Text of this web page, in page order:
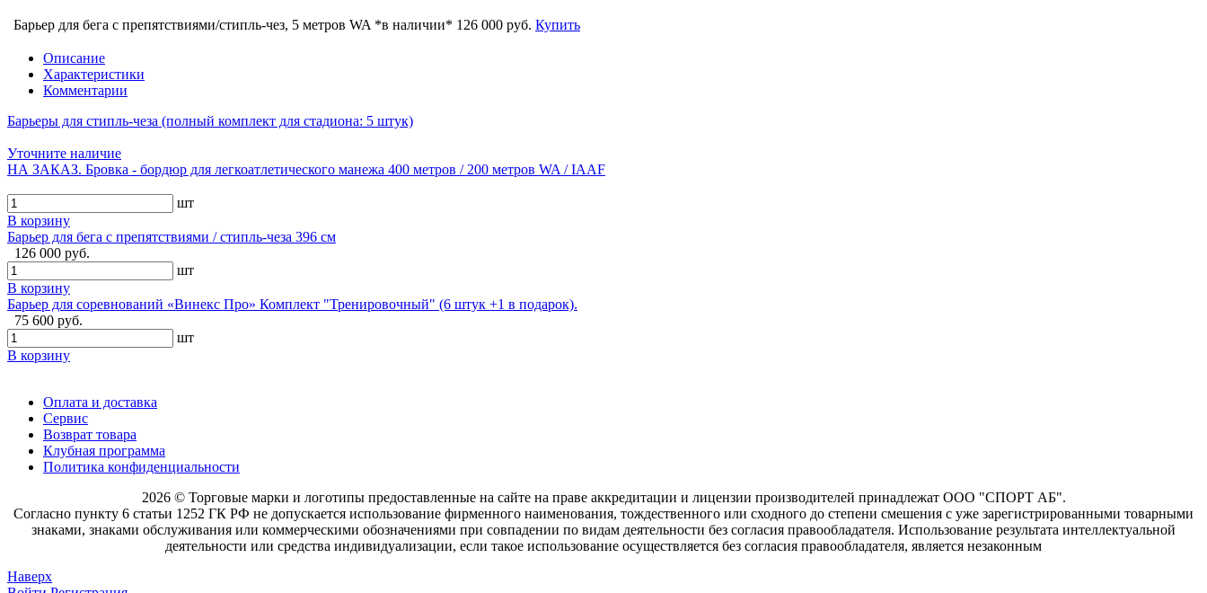
Барьер для бега с препятствиями/стипль-чез, 5 метров WA *в наличии* 126 000 руб. Купить
Описание
Характеристики
Комментарии
Барьеры для стипль-чеза (полный комплект для стадиона: 5 штук)
Уточните наличие
НА ЗАКАЗ. Бровка - бордюр для легкоатлетического манежа 400 метров / 200 метров WA / IAAF
шт
В корзину
Барьер для бега с препятствиями / стипль-чеза 396 см
126 000 руб.
шт
В корзину
Барьер для соревнований «Винекс Про» Комплект "Тренировочный" (6 штук +1 в подарок).
75 600 руб.
шт
В корзину
Оплата и доставка
Сервис
Возврат товара
Клубная программа
Политика конфиденциальности
2026 © Торговые марки и логотипы предоставленные на сайте на праве аккредитации и лицензии производителей принадлежат ООО "СПОРТ АБ".
Согласно пункту 6 статьи 1252 ГК РФ не допускается использование фирменного наименования, тождественного или сходного до степени смешения с уже зарегистрированными товарными
знаками, знаками обслуживания или коммерческими обозначениями при совпадении по видам деятельности без согласия правообладателя. Использование результата интеллектуальной
деятельности или средства индивидуализации, если такое использование осуществляется без согласия правообладателя, является незаконным
Наверх